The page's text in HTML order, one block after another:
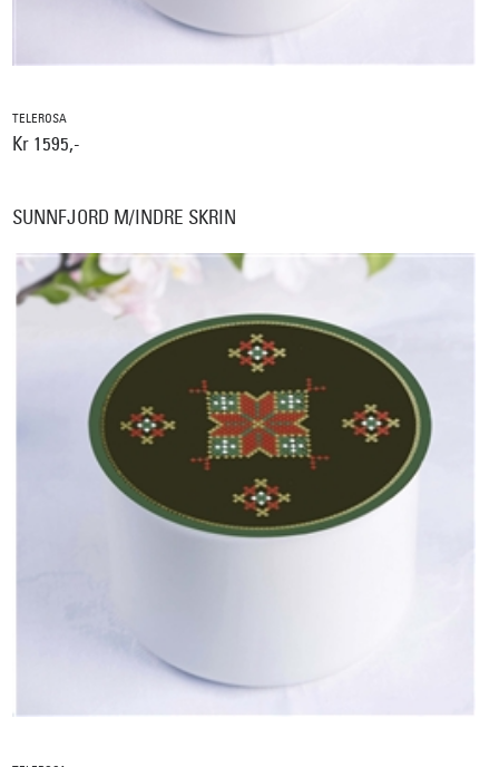
TELEROSA
Kr 1595,-
SUNNFJORD M/INDRE SKRIN